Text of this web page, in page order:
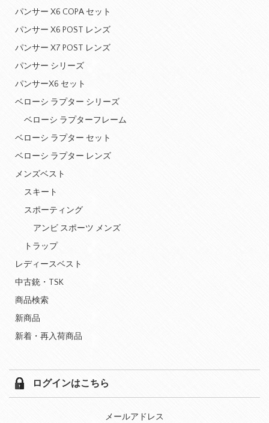
パンサー X6 COPA セット
パンサー X6 POST レンズ
パンサー X7 POST レンズ
パンサー シリーズ
パンサーX6 セット
ベローシ ラプター シリーズ
ベローシ ラプターフレーム
ベローシ ラプター セット
ベローシ ラプター レンズ
メンズベスト
スキート
スポーティング
アンビ スポーツ メンズ
トラップ
レディースベスト
中古銃・TSK
商品検索
新商品
新着・再入荷商品
ログインはこちら
メールアドレス